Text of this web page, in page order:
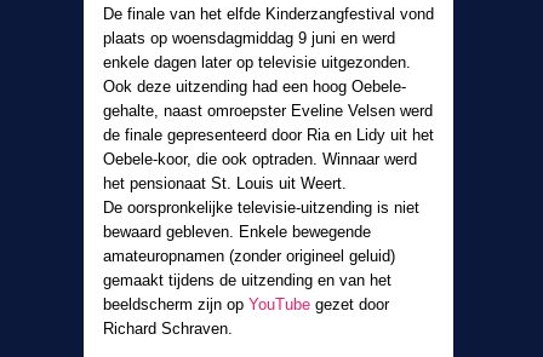
De finale van het elfde Kinderzangfestival vond
plaats op woensdagmiddag 9 juni en werd
enkele dagen later op televisie uitgezonden.
Ook deze uitzending had een hoog Oebele-
gehalte, naast omroepster Eveline Velsen werd
de finale gepresenteerd door Ria en Lidy uit het
Oebele-koor, die ook optraden. Winnaar werd
het pensionaat St. Louis uit Weert.
De oorspronkelijke televisie-uitzending is niet
bewaard gebleven. Enkele bewegende
amateuropnamen (zonder origineel geluid)
gemaakt tijdens de uitzending en van het
beeldscherm zijn op YouTube gezet door
Richard Schraven.